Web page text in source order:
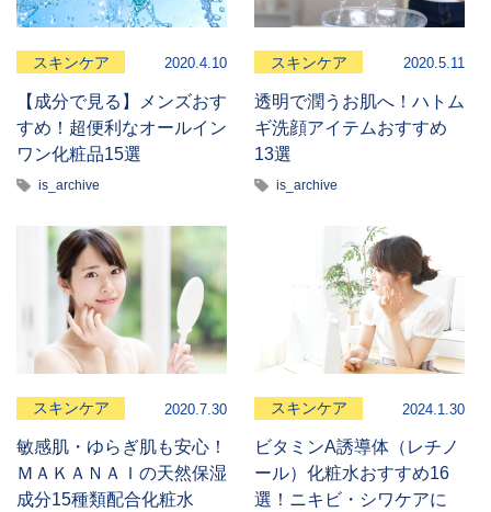
スキンケア 2020.4.10
【成分で見る】メンズおす
すめ！超便利なオールイン
ワン化粧品15選
is_archive
スキンケア 2020.5.11
透明で潤うお肌へ！ハトム
ギ洗顔アイテムおすすめ
13選
is_archive
スキンケア 2020.7.30
敏感肌・ゆらぎ肌も安心！
ＭＡＫＡＮＡＩの天然保湿
成分15種類配合化粧水
スキンケア 2024.1.30
ビタミンA誘導体（レチノ
ール）化粧水おすすめ16
選！ニキビ・シワケアに